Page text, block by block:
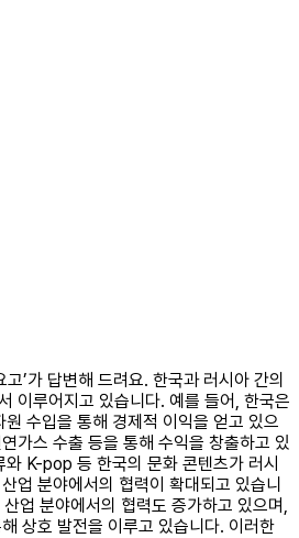
’가 답변해 드려요. 한국과 러시아 간의
이루어지고 있습니다. 예를 들어, 한국은
수입을 통해 경제적 이익을 얻고 있으
가스 수출 등을 통해 수익을 창출하고 있
K-pop 등 한국의 문화 콘텐츠가 러시
업 분야에서의 협력이 확대되고 있습니
업 분야에서의 협력도 증가하고 있으며,
상호 발전을 이루고 있습니다. 이러한